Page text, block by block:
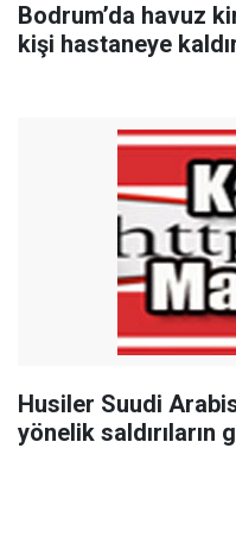
Bodrum’da havuz
kişi hastaneye
Husiler Suudi
yönelik saldırıların